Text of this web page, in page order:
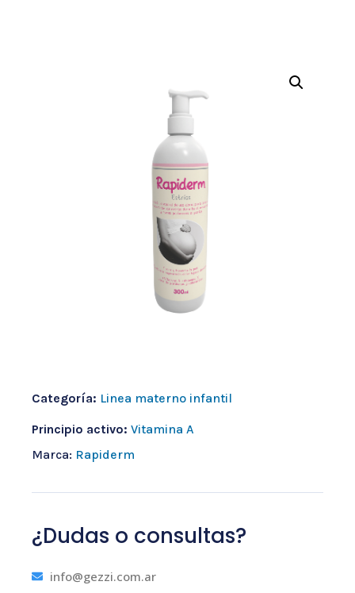
Categoría: Linea materno infantil
Principio activo: Vitamina A
Marca: Rapiderm
¿Dudas o consultas?
info@gezzi.com.ar